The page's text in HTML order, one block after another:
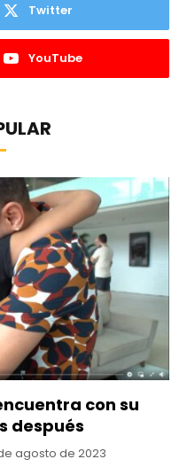
Twitter
YouTube
con su
después
agosto de 2023